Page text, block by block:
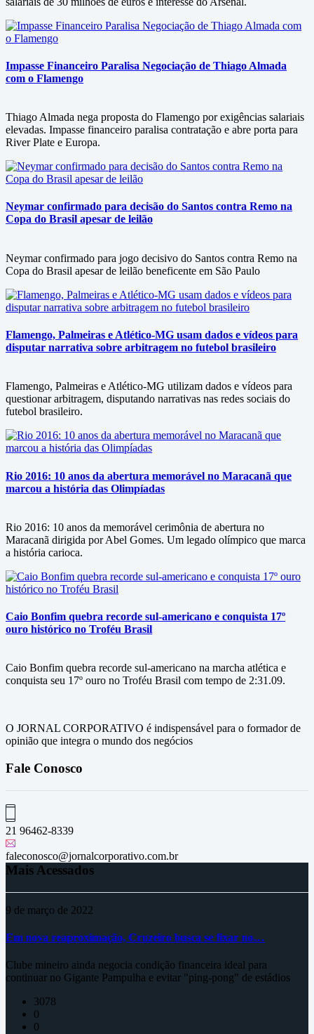
Impasse Financeiro Paralisa Negociação de Thiago Almada
com o Flamengo
Thiago Almada nega proposta do Flamengo por exigências salariais
elevadas. Impasse financeiro paralisa contratação e abre porta para
River Plate e Europa.
Neymar confirmado para decisão do Santos contra Remo na
Copa do Brasil apesar de leilão
Neymar confirmado para jogo decisivo do Santos contra Remo na
Copa do Brasil apesar de leilão beneficente em São Paulo
Flamengo, Palmeiras e Atlético-MG usam dados e vídeos para
disputar narrativa sobre arbitragem no futebol brasileiro
Flamengo, Palmeiras e Atlético-MG utilizam dados e vídeos para
questionar arbitragem, disputando narrativas nas redes sociais do
futebol brasileiro.
Rio 2016: 10 anos da abertura memorável no Maracanã que
marcou a história das Olimpíadas
Rio 2016: 10 anos da memorável cerimônia de abertura no
Maracanã dirigida por Abel Gomes. Um legado olímpico que marca
a história carioca.
Caio Bonfim quebra recorde sul-americano e conquista 17º
ouro histórico no Troféu Brasil
Caio Bonfim quebra recorde sul-americano na marcha atlética e
conquista seu 17º ouro no Troféu Brasil com tempo de 2:31.09.
O JORNAL CORPORATIVO é indispensável para o formador de
opinião que integra o mundo dos negócios
Fale Conosco
21 96462-8339
faleconosco@jornalcorporativo.com.br
Mais Acessados
9 de março de 2022
Em nova reaproximação, Cruzeiro busca se fixar no…
Clube mineiro ainda negocia condição financeira ideal para
continuar no Gigante Pampulha e evitar "ping-pong" de estádios
3078
0
0